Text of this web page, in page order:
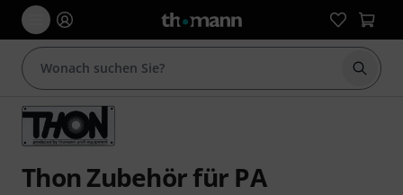
Suche
Thon Zubehör für PA